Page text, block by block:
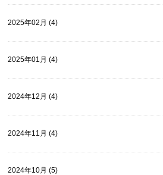
2025年02月 (4)
2025年01月 (4)
2024年12月 (4)
2024年11月 (4)
2024年10月 (5)